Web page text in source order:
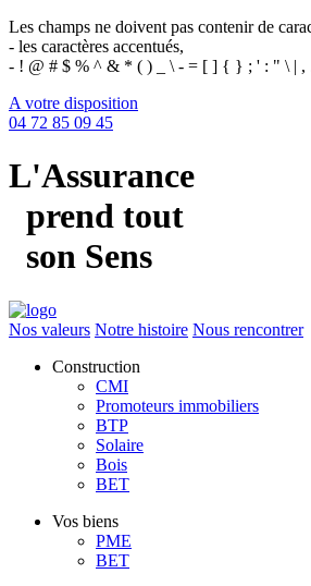
Les champs ne doivent pas contenir de
- les caractères accentués,
- ! @ # $ % ^ & * ( ) _ \ - = [ ] { } ; ' : " \ | ,
A votre disposition
04 72 85 09 45
L'Assurance
prend tout
son Sens
Nos valeurs Notre histoire Nous rencontrer
Construction
CMI
Promoteurs immobiliers
BTP
Solaire
Bois
BET
Vos biens
PME
BET